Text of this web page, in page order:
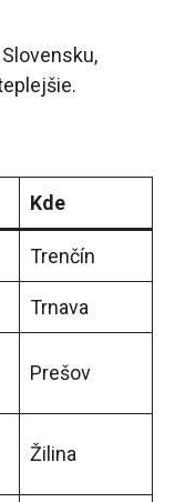
Kde
Trenčín
Trnava
Prešov
Žilina